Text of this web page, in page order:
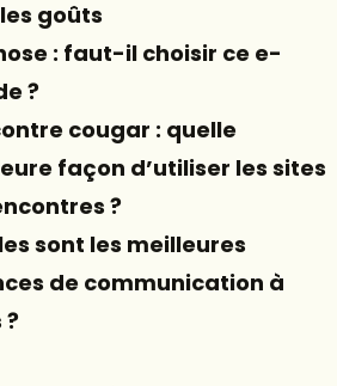
goûts
: faut-il choisir ce e-
?
cougar : quelle
façon d’utiliser les sites
?
sont les meilleures
de communication à
?